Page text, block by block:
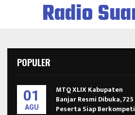
Radio
POPULER
01
AGU
MTQ XLIX Kabupaten
Banjar Resmi Dibuka, 725
Peserta Siap